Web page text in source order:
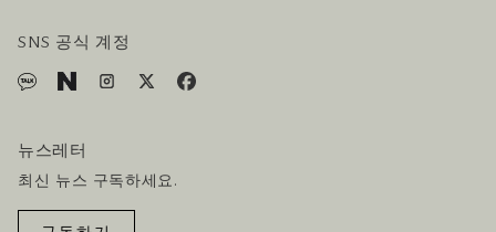
SNS 공식 계정
뉴스레터
최신 뉴스 구독하세요.